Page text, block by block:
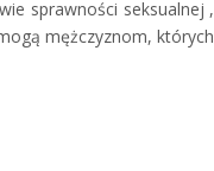
sprawności seksualnej ,
mężczyznom, których